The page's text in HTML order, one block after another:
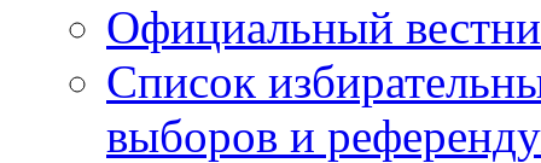
Официальный
Список
выборов и